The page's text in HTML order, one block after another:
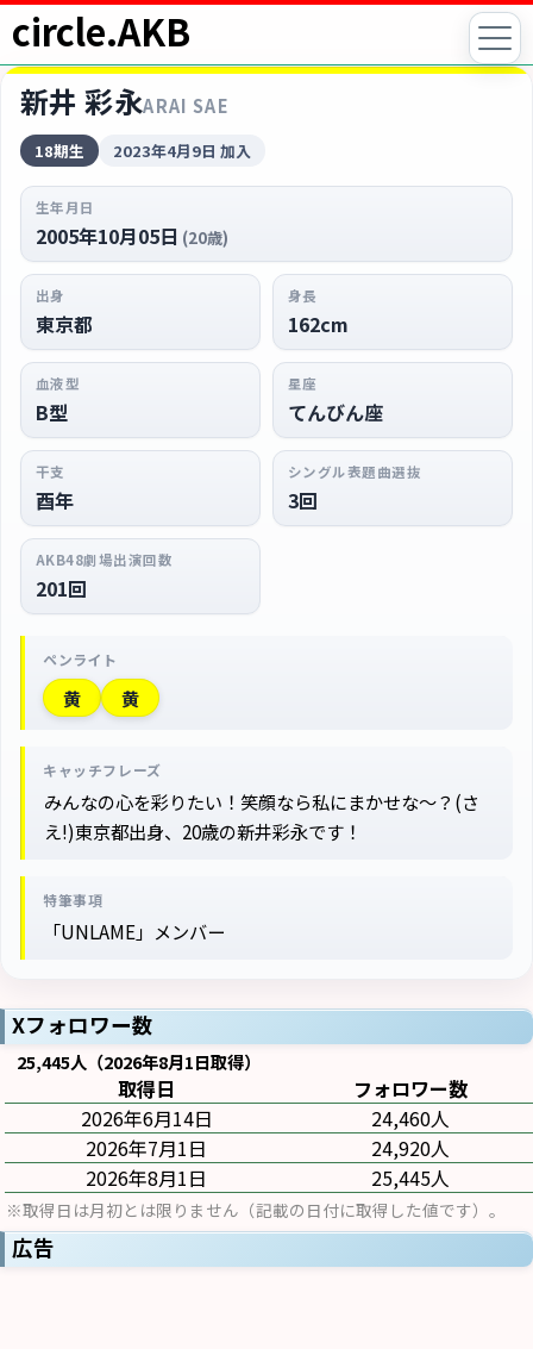
circle.AKB
新井 彩永ARAI SAE
18期生 2023年4月9日 加入
生年月日
2005年10月05日 (20歳)
出身
東京都
身長
162cm
血液型
B型
星座
てんびん座
干支
酉年
シングル表題曲選抜
3回
AKB48劇場出演回数
201回
ペンライト
黄 黄
キャッチフレーズ
みんなの心を彩りたい！笑顔なら私にまかせな～？(さ
え!)東京都出身、20歳の新井彩永です！
特筆事項
「UNLAME」メンバー
Xフォロワー数
25,445人（2026年8月1日取得）
取得日
フォロワー数
2026年6月14日
24,460人
2026年7月1日
24,920人
2026年8月1日
25,445人
※取得日は月初とは限りません（記載の日付に取得した値です）。
広告